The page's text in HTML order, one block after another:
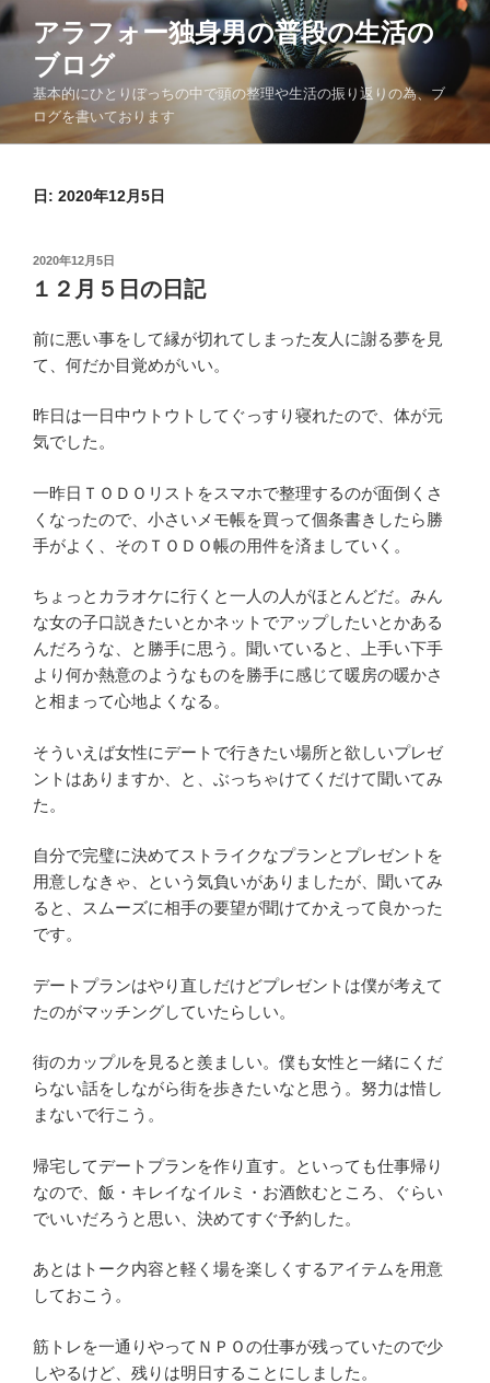
コ
ン
へ
アラフォー独身男の普段の生活の
ブログ
基本的にひとりぼっちの中で頭の整理や生活の振り返りの為、ブ
ログを書いております
日: 2020年12月5日
投
稿
日:
2020年12月5日
１２月５日の日記
前に悪い事をして縁が切れてしまった友人に謝る夢を見
て、何だか目覚めがいい。
昨日は一日中ウトウトしてぐっすり寝れたので、体が元
気でした。
一昨日ＴＯＤＯリストをスマホで整理するのが面倒くさ
くなったので、小さいメモ帳を買って個条書きしたら勝
手がよく、そのＴＯＤＯ帳の用件を済ましていく。
ちょっとカラオケに行くと一人の人がほとんどだ。みん
な女の子口説きたいとかネットでアップしたいとかある
んだろうな、と勝手に思う。聞いていると、上手い下手
より何か熱意のようなものを勝手に感じて暖房の暖かさ
と相まって心地よくなる。
そういえば女性にデートで行きたい場所と欲しいプレゼ
ントはありますか、と、ぶっちゃけてくだけて聞いてみ
た。
自分で完璧に決めてストライクなプランとプレゼントを
用意しなきゃ、という気負いがありましたが、聞いてみ
ると、スムーズに相手の要望が聞けてかえって良かった
です。
デートプランはやり直しだけどプレゼントは僕が考えて
たのがマッチングしていたらしい。
街のカップルを見ると羨ましい。僕も女性と一緒にくだ
らない話をしながら街を歩きたいなと思う。努力は惜し
まないで行こう。
帰宅してデートプランを作り直す。といっても仕事帰り
なので、飯・キレイなイルミ・お酒飲むところ、ぐらい
でいいだろうと思い、決めてすぐ予約した。
あとはトーク内容と軽く場を楽しくするアイテムを用意
しておこう。
筋トレを一通りやってＮＰＯの仕事が残っていたので少
しやるけど、残りは明日することにしました。